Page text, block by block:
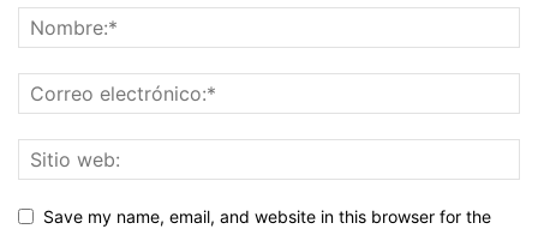
Save my name, email, and website in this browser for the